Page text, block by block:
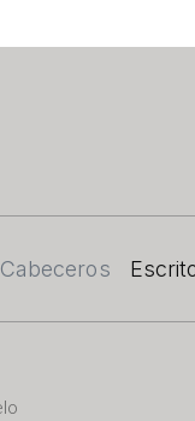
Cabeceros